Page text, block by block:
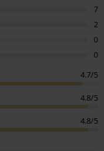
7
2
0
0
4.7/5
4.8/5
4.8/5